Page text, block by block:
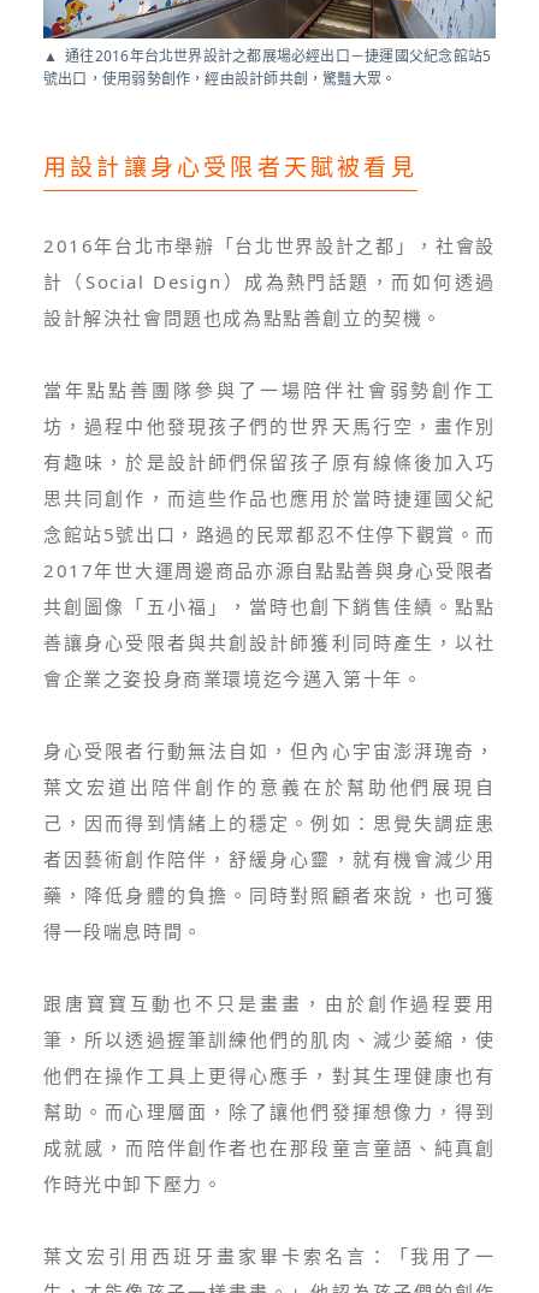
通往2016年台北世界設計之都展場必經出口－捷運國父紀念館站5
號出口，使用弱勢創作，經由設計師共創，驚豔大眾。
用設計讓身心受限者天賦被看見
2016年台北市舉辦「台北世界設計之都」，社會設
計（Social Design）成為熱門話題，而如何透過
設計解決社會問題也成為點點善創立的契機。
當年點點善團隊參與了一場陪伴社會弱勢創作工
坊，過程中他發現孩子們的世界天馬行空，畫作別
有趣味，於是設計師們保留孩子原有線條後加入巧
思共同創作，而這些作品也應用於當時捷運國父紀
念館站5號出口，路過的民眾都忍不住停下觀賞。而
2017年世大運周邊商品亦源自點點善與身心受限者
共創圖像「五小福」，當時也創下銷售佳績。點點
善讓身心受限者與共創設計師獲利同時產生，以社
會企業之姿投身商業環境迄今邁入第十年。
身心受限者行動無法自如，但內心宇宙澎湃瑰奇，
葉文宏道出陪伴創作的意義在於幫助他們展現自
己，因而得到情緒上的穩定。例如：思覺失調症患
者因藝術創作陪伴，舒緩身心靈，就有機會減少用
藥，降低身體的負擔。同時對照顧者來說，也可獲
得一段喘息時間。
跟唐寶寶互動也不只是畫畫，由於創作過程要用
筆，所以透過握筆訓練他們的肌肉、減少萎縮，使
他們在操作工具上更得心應手，對其生理健康也有
幫助。而心理層面，除了讓他們發揮想像力，得到
成就感，而陪伴創作者也在那段童言童語、純真創
作時光中卸下壓力。
葉文宏引用西班牙畫家畢卡索名言：「我用了一